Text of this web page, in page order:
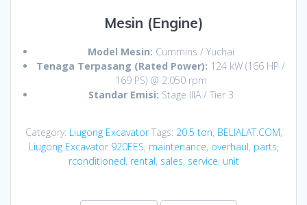
Mesin (Engine)
Model Mesin: Cummins / Yuchai
Tenaga Terpasang (Rated Power): 124 kW (166 HP /
169 PS) @ 2.050 rpm
Standar Emisi: Stage IIIA / Tier 3
Category: Liugong Excavator Tags: 20.5 ton, BELIALAT.COM,
Liugong Excavator 920EES, maintenance, overhaul, parts,
rconditioned, rental, sales, service, unit